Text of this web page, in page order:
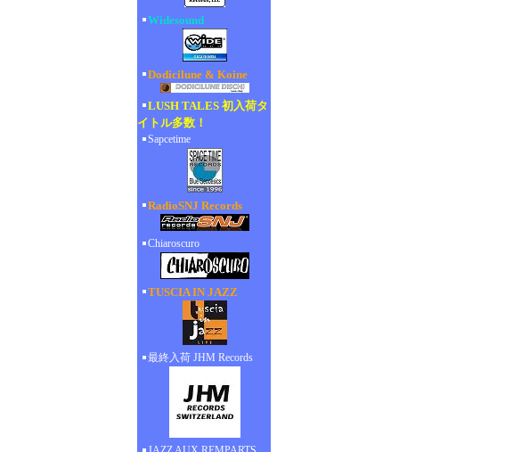
Widesound
Dodicilune & Koine
LUSH TALES 初入荷タ
イトル多数！
Sapcetime
RadioSNJ Records
Chiaroscuro
TUSCIA IN JAZZ
最終入荷 JHM Records